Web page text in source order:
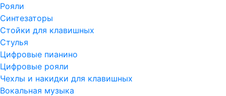
Рояли
Синтезаторы
Стойки для клавишных
Стулья
Цифровые пианино
Цифровые рояли
Чехлы и накидки для клавишных
Вокальная музыка